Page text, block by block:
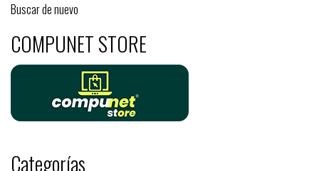
COMPUNET STORE
Categorías
Buscar de nuevo